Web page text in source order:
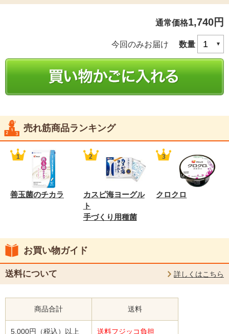
通常価格1,740円
今回のみお届け 数量
売れ筋商品ランキング
善玉菌のチカラ
カスピ海ヨーグル
ト
手づくり用種菌
クロクロ
お買い物ガイド
送料について 詳しくはこちら
商品合計 送料
5,000円（税込）以上 送料フジッコ負担